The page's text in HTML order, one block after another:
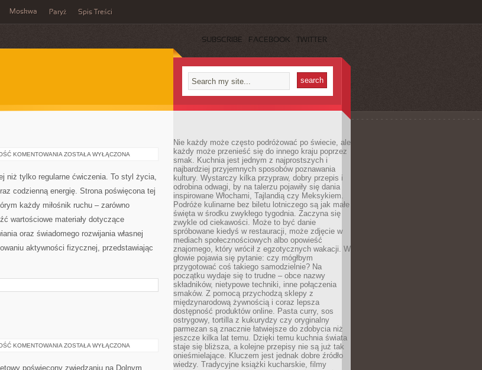
Moskwa Paryż Spis Treści
SUBSCRIBE FACEBOOK TWITTER
KOMENTOWANIA LIFESTYLE
ZOSTAŁA WYŁĄCZONA
niż tylko regularne ćwiczenia. To styl życia,
codzienną energię. Strona poświęcona tej
każdy miłośnik ruchu – zarówno
wartościowe materiały dotyczące
oraz świadomego rozwijania własnej
aktywności fizycznej, przedstawiając
KOMENTOWANIA BOLESŁAWIEC
ZOSTAŁA WYŁĄCZONA
poświęcony zwiedzaniu na Dolnym
Nie każdy może często podróżować po świecie, ale
każdy może przenieść się do innego kraju poprzez
smak. Kuchnia jest jednym z najprostszych i
najbardziej przyjemnych sposobów poznawania
kultury. Wystarczy kilka przypraw, dobry przepis i
odrobina odwagi, by na talerzu pojawiły się dania
inspirowane Włochami, Tajlandią czy Meksykiem.
Podróże kulinarne bez biletu lotniczego są jak małe
święta w środku zwykłego tygodnia. Zaczyna się
zwykle od ciekawości. Może to być danie
spróbowane kiedyś w restauracji, może zdjęcie w
mediach społecznościowych albo opowieść
znajomego, który wrócił z egzotycznych wakacji. W
głowie pojawia się pytanie: czy mógłbym
przygotować coś takiego samodzielnie? Na
początku wydaje się to trudne – obce nazwy
składników, nietypowe techniki, inne połączenia
smaków. Z pomocą przychodzą sklepy z
międzynarodową żywnością i coraz lepsza
dostępność produktów online. Pasta curry, sos
ostrygowy, tortilla z kukurydzy czy oryginalny
parmezan są znacznie łatwiejsze do zdobycia niż
jeszcze kilka lat temu. Dzięki temu kuchnia świata
staje się bliższa, a kolejne przepisy nie są już tak
onieśmielające. Kluczem jest jednak dobre źródło
wiedzy. Tradycyjne książki kucharskie, filmy